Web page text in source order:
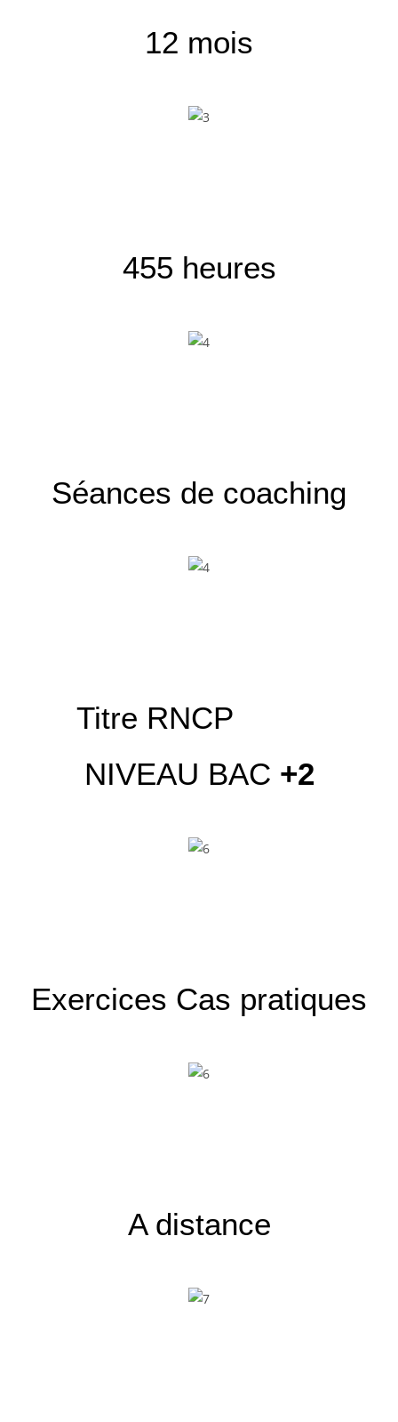
12 mois
455 heures
Séances de coaching
Titre RNCP
NIVEAU BAC +2
Exercices Cas pratiques
A distance